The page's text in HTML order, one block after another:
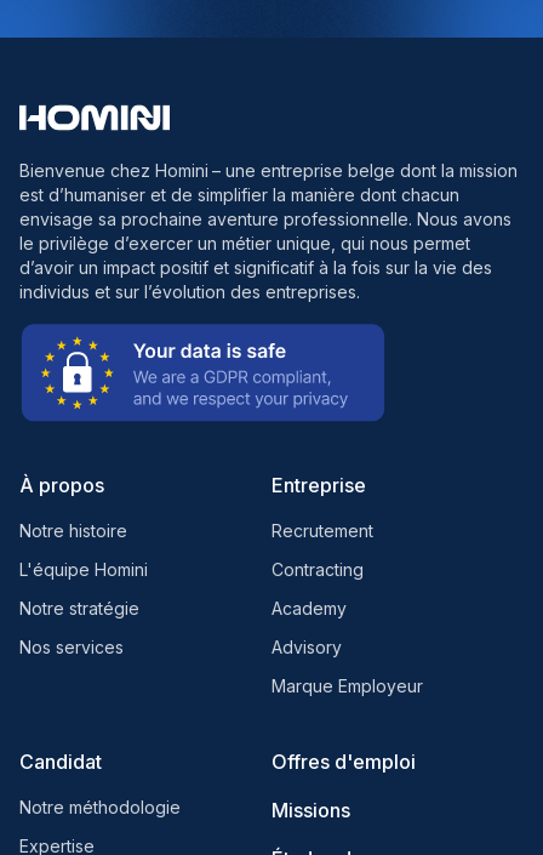
Bienvenue chez Homini – une entreprise belge dont la mission
est d’humaniser et de simplifier la manière dont chacun
envisage sa prochaine aventure professionnelle. Nous avons
le privilège d’exercer un métier unique, qui nous permet
d’avoir un impact positif et significatif à la fois sur la vie des
individus et sur l’évolution des entreprises.
À propos
Notre histoire
L'équipe Homini
Notre stratégie
Nos services
Entreprise
Recrutement
Contracting
Academy
Advisory
Marque Employeur
Candidat
Notre méthodologie
Expertise
Offres d'emploi
Missions